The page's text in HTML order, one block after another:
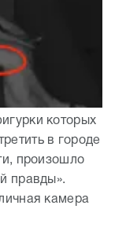
которых
в городе
произошло
правды».
камера